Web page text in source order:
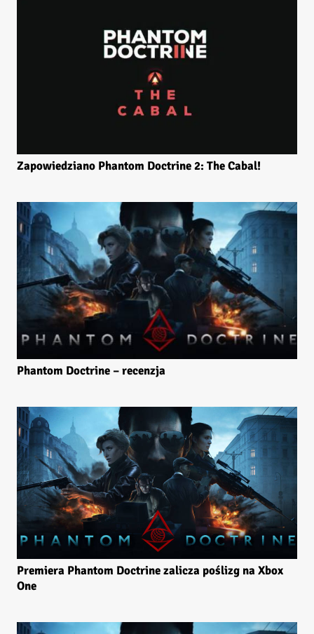
Zapowiedziano Phantom Doctrine 2: The Cabal!
Phantom Doctrine – recenzja
Premiera Phantom Doctrine zalicza poślizg na Xbox
One